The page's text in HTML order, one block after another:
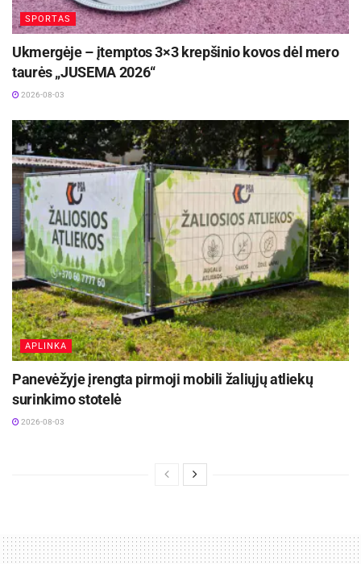
SPORTAS
Ukmergėje – įtemptos 3×3 krepšinio kovos dėl mero
taurės „JUSEMA 2026“
2026-08-03
APLINKA
Panevėžyje įrengta pirmoji mobili žaliųjų atliekų
surinkimo stotelė
2026-08-03